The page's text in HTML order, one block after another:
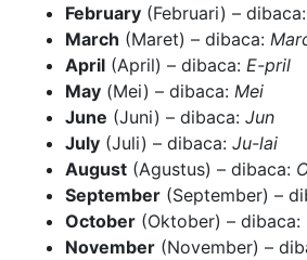
February (Februari) – dibaca:
March (Maret) – dibaca:
April (April) – dibaca: E-pril
May (Mei) – dibaca: Mei
June (Juni) – dibaca: Jun
July (Juli) – dibaca: Ju-lai
August (Agustus) – dibaca:
September (September) –
October (Oktober) – dibaca:
November (November) –